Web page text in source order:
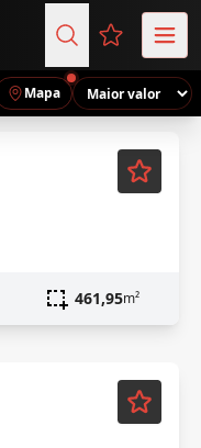
Favoritos
Mapa
Mobiliado
461,95m²
Mobiliado